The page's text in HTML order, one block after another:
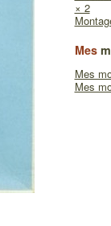
× 2
Mes
Mes
Mes